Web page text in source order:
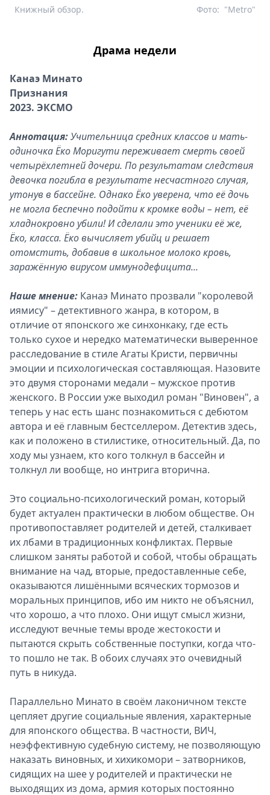
Книжный обзор. "Metro"
Фото:
Драма недели
Канаэ Минато
Признания
2023. ЭКСМО
Аннотация:Учительница средних классов и мать-
одиночка Ёко Моригути переживает смерть своей
четырёхлетней дочери. По результатам следствия
девочка погибла в результате несчастного случая,
утонув в бассейне. Однако Ёко уверена, что её дочь
не могла беспечно подойти к кромке воды – нет, её
хладнокровно убили! И сделали это ученики её же,
Ёко, класса. Ёко вычисляет убийц и решает
отомстить, добавив в школьное молоко кровь,
заражённую вирусом иммунодефицита...
Наше мнение: Канаэ Минато прозвали "королевой
иямису" – детективного жанра, в котором, в
отличие от японского же синхонкаку, где есть
только сухое и нередко математически выверенное
расследование в стиле Агаты Кристи, первичны
эмоции и психологическая составляющая. Назовите
это двумя сторонами медали – мужское против
женского. В России уже выходил роман "Виновен", а
теперь у нас есть шанс познакомиться с дебютом
автора и её главным бестселлером. Детектив здесь,
как и положено в стилистике, относительный. Да, по
ходу мы узнаем, кто кого толкнул в бассейн и
толкнул ли вообще, но интрига вторична.
Это социально-психологический роман, который
будет актуален практически в любом обществе. Он
противопоставляет родителей и детей, сталкивает
их лбами в традиционных конфликтах. Первые
слишком заняты работой и собой, чтобы обращать
внимание на чад, вторые, предоставленные себе,
оказываются лишёнными всяческих тормозов и
моральных принципов, ибо им никто не объяснил,
что хорошо, а что плохо. Они ищут смысл жизни,
исследуют вечные темы вроде жестокости и
пытаются скрыть собственные поступки, когда что-
то пошло не так. В обоих случаях это очевидный
путь в никуда.
Параллельно Минато в своём лаконичном тексте
цепляет другие социальные явления, характерные
для японского общества. В частности, ВИЧ,
неэффективную судебную систему, не позволяющую
наказать виновных, и хихикомори – затворников,
сидящих на шее у родителей и практически не
выходящих из дома, армия которых постоянно